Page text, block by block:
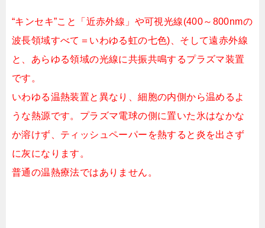
“キンセキ”こと「近赤外線」や可視光線(400～800nmの
波長領域すべて＝いわゆる虹の七色)、そして遠赤外線
と、あらゆる領域の光線に共振共鳴するプラズマ装置
です。
いわゆる温熱装置と異なり、細胞の内側から温めるよ
うな熱源です。プラズマ電球の側に置いた氷はなかな
か溶けず、ティッシュペーパーを熱すると炎を出さず
に灰になります。
普通の温熱療法ではありません。